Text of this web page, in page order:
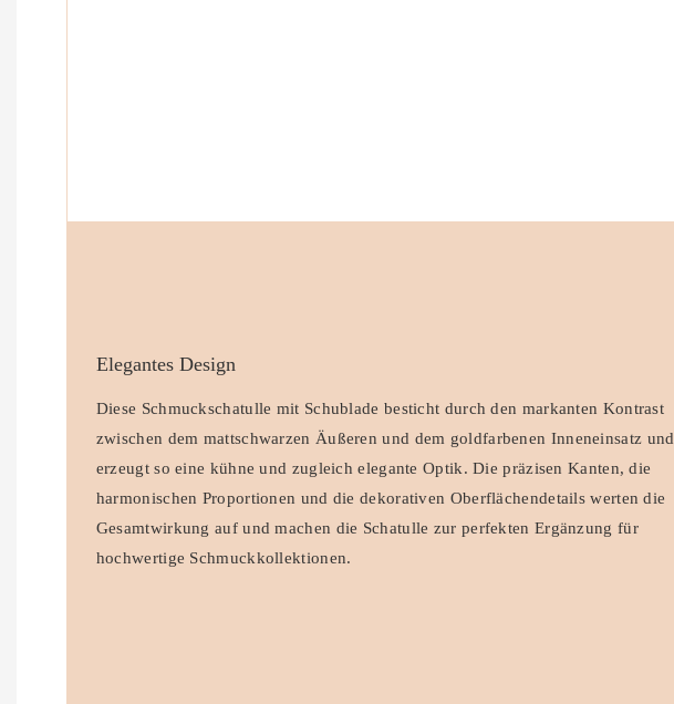
Elegantes Design
Diese Schmuckschatulle mit Schublade besticht durch den markanten Kontrast
zwischen dem mattschwarzen Äußeren und dem goldfarbenen Inneneinsatz und
erzeugt so eine kühne und zugleich elegante Optik. Die präzisen Kanten, die
harmonischen Proportionen und die dekorativen Oberflächendetails werten die
Gesamtwirkung auf und machen die Schatulle zur perfekten Ergänzung für
hochwertige Schmuckkollektionen.